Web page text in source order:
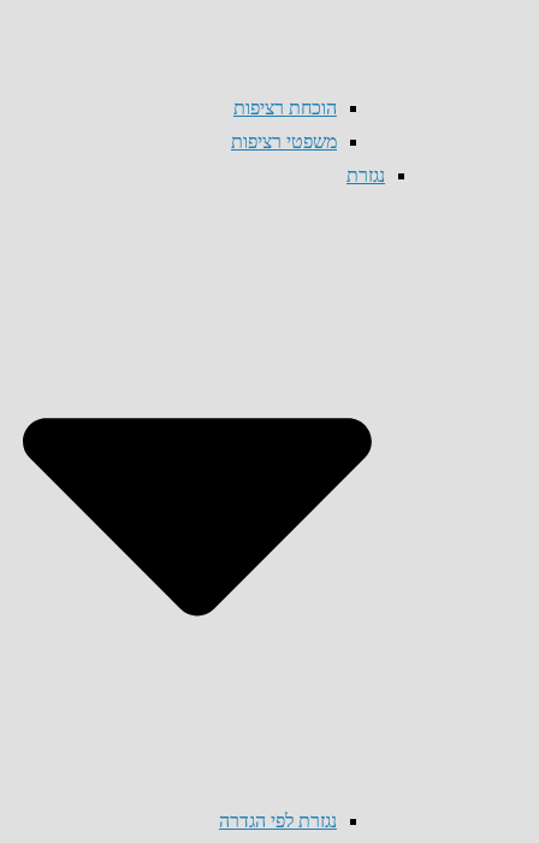
הוכחת רציפות
משפטי רציפות
נגזרת
נגזרת לפי הגדרה